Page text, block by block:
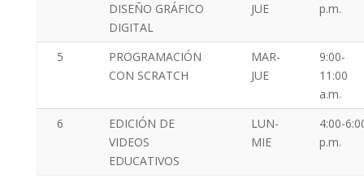
DISEÑO GRÁFICO
DIGITAL
JUE
p.m.
5
PROGRAMACIÓN
CON SCRATCH
MAR-
JUE
9:00-
11:00
a.m.
6
EDICIÓN DE
VIDEOS
EDUCATIVOS
LUN-
MIE
4:00-
p.m.